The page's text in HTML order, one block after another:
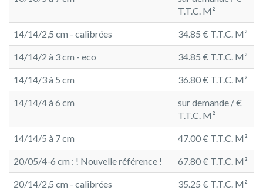
T.T.C. M²
14/14/2,5 cm - calibrées 34.85 € T.T.C. M²
14/14/2 à 3 cm - eco 34.85 € T.T.C. M²
14/14/3 à 5 cm 36.80 € T.T.C. M²
14/14/4 à 6 cm
sur demande / €
T.T.C. M²
14/14/5 à 7 cm 47.00 € T.T.C. M²
20/05/4-6 cm : ! Nouvelle référence ! 67.80 € T.T.C. M²
20/14/2,5 cm - calibrées 35.25 € T.T.C. M²